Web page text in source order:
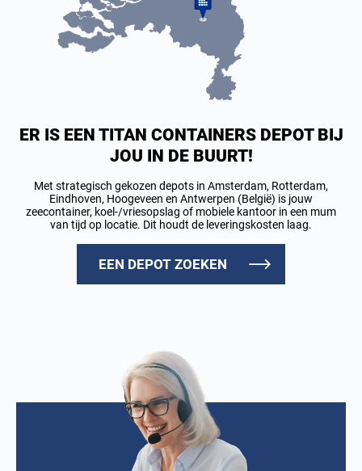
ER IS EEN TITAN CONTAINERS DEPOT BIJ
JOU IN DE BUURT!
Met strategisch gekozen depots in Amsterdam, Rotterdam,
Eindhoven, Hoogeveen en Antwerpen (België) is jouw
zeecontainer, koel-/vriesopslag of mobiele kantoor in een mum
van tijd op locatie. Dit houdt de leveringskosten laag.
EEN DEPOT ZOEKEN